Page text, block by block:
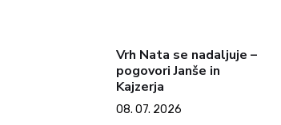
Vrh Nata se nadaljuje –
pogovori Janše in
Kajzerja
08. 07. 2026